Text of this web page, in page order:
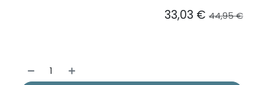
33,03 € 44,95€